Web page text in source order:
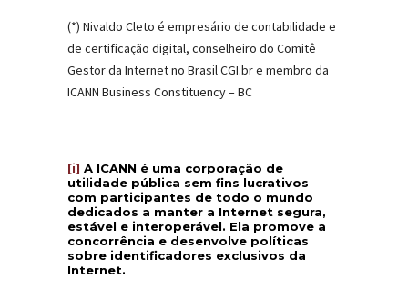
(*) Nivaldo Cleto é empresário de contabilidade e
de certificação digital, conselheiro do Comitê
Gestor da Internet no Brasil CGI.br e membro da
ICANN Business Constituency – BC
[i] A ICANN é uma corporação de
utilidade pública sem fins lucrativos
com participantes de todo o mundo
dedicados a manter a Internet segura,
estável e interoperável. Ela promove a
concorrência e desenvolve políticas
sobre identificadores exclusivos da
Internet.